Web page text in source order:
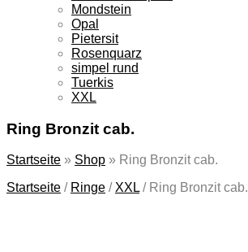
Mondstein
Opal
Pietersit
Rosenquarz
simpel rund
Tuerkis
XXL
Ring Bronzit cab.
Startseite » Shop » Ring Bronzit cab.
Startseite / Ringe / XXL / Ring Bronzit cab.